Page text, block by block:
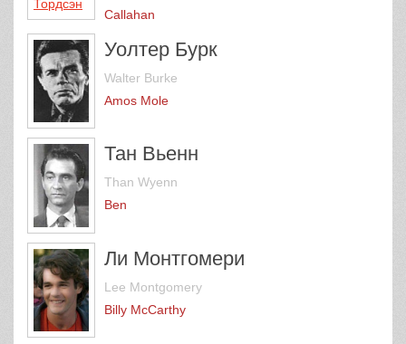
Callahan
Уолтер Бурк
Walter Burke
Amos Mole
Тан Вьенн
Than Wyenn
Ben
Ли Монтгомери
Lee Montgomery
Billy McCarthy